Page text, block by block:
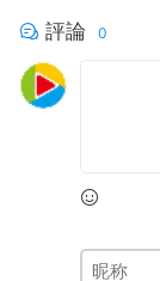
評論 0